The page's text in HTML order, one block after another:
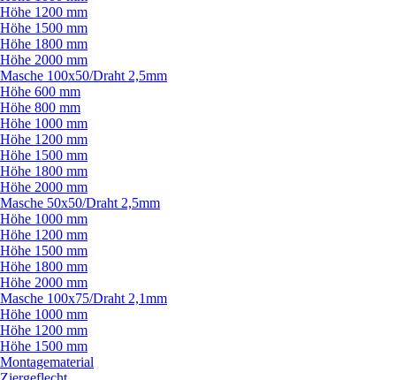
Höhe 1200 mm
Höhe 1500 mm
Höhe 1800 mm
Höhe 2000 mm
Masche 100x50/Draht 2,5mm
Höhe 600 mm
Höhe 800 mm
Höhe 1000 mm
Höhe 1200 mm
Höhe 1500 mm
Höhe 1800 mm
Höhe 2000 mm
Masche 50x50/Draht 2,5mm
Höhe 1000 mm
Höhe 1200 mm
Höhe 1500 mm
Höhe 1800 mm
Höhe 2000 mm
Masche 100x75/Draht 2,1mm
Höhe 1000 mm
Höhe 1200 mm
Höhe 1500 mm
Montagematerial